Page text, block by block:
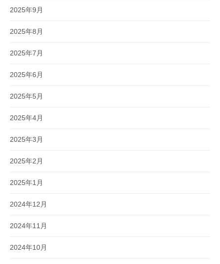
2025年9月
2025年8月
2025年7月
2025年6月
2025年5月
2025年4月
2025年3月
2025年2月
2025年1月
2024年12月
2024年11月
2024年10月